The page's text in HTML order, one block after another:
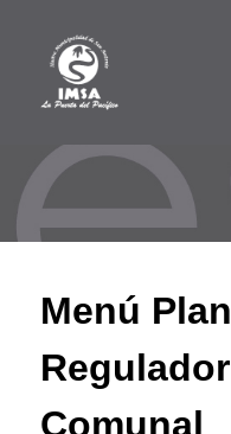
Menú Plan
Regulador
Comunal